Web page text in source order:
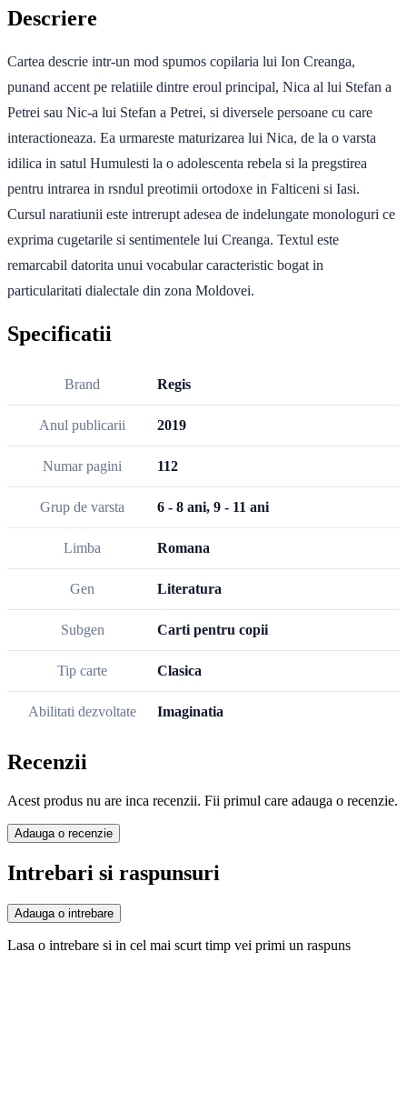
Descriere
Cartea descrie intr-un mod spumos copilaria lui Ion Creanga,
punand accent pe relatiile dintre eroul principal, Nica al lui Stefan a
Petrei sau Nic-a lui Stefan a Petrei, si diversele persoane cu care
interactioneaza. Ea urmareste maturizarea lui Nica, de la o varsta
idilica in satul Humulesti la o adolescenta rebela si la pregstirea
pentru intrarea in rsndul preotimii ortodoxe in Falticeni si Iasi.
Cursul naratiunii este intrerupt adesea de indelungate monologuri ce
exprima cugetarile si sentimentele lui Creanga. Textul este
remarcabil datorita unui vocabular caracteristic bogat in
particularitati dialectale din zona Moldovei.
Specificatii
Brand Regis
Anul publicarii 2019
Numar pagini 112
Grup de varsta 6 - 8 ani, 9 - 11 ani
Limba Romana
Gen Literatura
Subgen Carti pentru copii
Tip carte Clasica
Abilitati dezvoltate Imaginatia
Recenzii
Acest produs nu are inca recenzii. Fii primul care adauga o recenzie.
Adauga o recenzie
Intrebari si raspunsuri
Adauga o intrebare
Lasa o intrebare si in cel mai scurt timp vei primi un raspuns